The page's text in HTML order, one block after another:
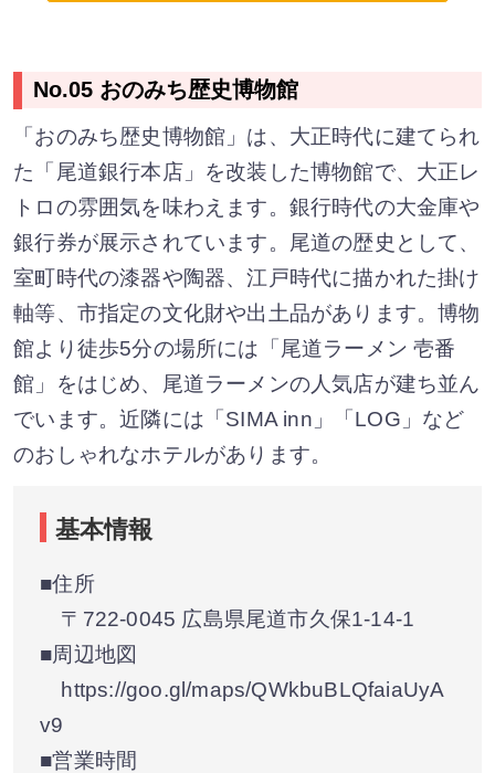
No.05 おのみち歴史博物館
「おのみち歴史博物館」は、大正時代に建てられ
た「尾道銀行本店」を改装した博物館で、大正レ
トロの雰囲気を味わえます。銀行時代の大金庫や
銀行券が展示されています。尾道の歴史として、
室町時代の漆器や陶器、江戸時代に描かれた掛け
軸等、市指定の文化財や出土品があります。博物
館より徒歩5分の場所には「尾道ラーメン 壱番
館」をはじめ、尾道ラーメンの人気店が建ち並ん
でいます。近隣には「SIMA inn」「LOG」など
のおしゃれなホテルがあります。
基本情報
■住所
〒722-0045 広島県尾道市久保1-14-1
■周辺地図
https://goo.gl/maps/QWkbuBLQfaiaUyA
v9
■営業時間